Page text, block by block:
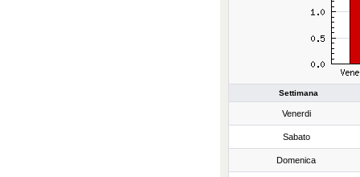
Settimana
Venerdi
Sabato
Domenica